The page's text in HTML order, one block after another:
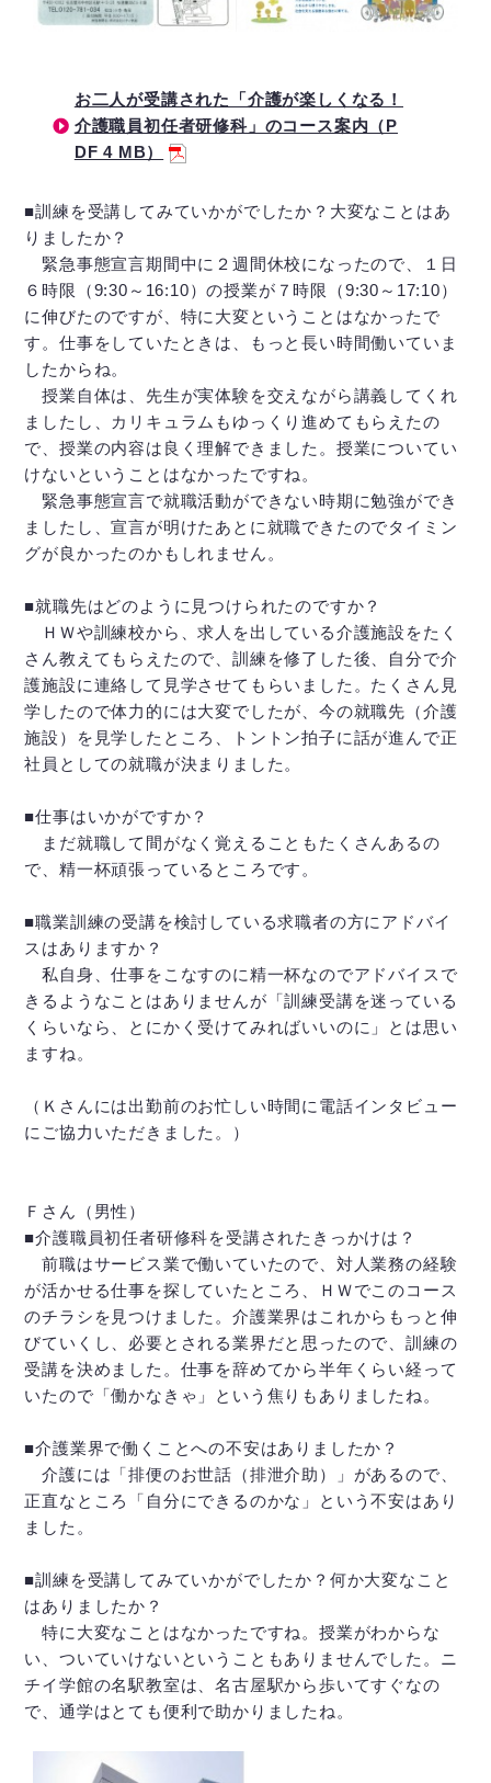
お二人が受講された「介護が楽しくなる！
介護職員初任者研修科」のコース案内（P
DF 4 MB）
■訓練を受講してみていかがでしたか？大変なことはあ
りましたか？
緊急事態宣言期間中に２週間休校になったので、１日
６時限（9:30～16:10）の授業が７時限（9:30～17:10）
に伸びたのですが、特に大変ということはなかったで
す。仕事をしていたときは、もっと長い時間働いていま
したからね。
授業自体は、先生が実体験を交えながら講義してくれ
ましたし、カリキュラムもゆっくり進めてもらえたの
で、授業の内容は良く理解できました。授業についてい
けないということはなかったですね。
緊急事態宣言で就職活動ができない時期に勉強ができ
ましたし、宣言が明けたあとに就職できたのでタイミン
グが良かったのかもしれません。
■就職先はどのように見つけられたのですか？
ＨＷや訓練校から、求人を出している介護施設をたく
さん教えてもらえたので、訓練を修了した後、自分で介
護施設に連絡して見学させてもらいました。たくさん見
学したので体力的には大変でしたが、今の就職先（介護
施設）を見学したところ、トントン拍子に話が進んで正
社員としての就職が決まりました。
■仕事はいかがですか？
まだ就職して間がなく覚えることもたくさんあるの
で、精一杯頑張っているところです。
■職業訓練の受講を検討している求職者の方にアドバイ
スはありますか？
私自身、仕事をこなすのに精一杯なのでアドバイスで
きるようなことはありませんが「訓練受講を迷っている
くらいなら、とにかく受けてみればいいのに」とは思い
ますね。
（Ｋさんには出勤前のお忙しい時間に電話インタビュー
にご協力いただきました。）
Ｆさん（男性）
■介護職員初任者研修科を受講されたきっかけは？
前職はサービス業で働いていたので、対人業務の経験
が活かせる仕事を探していたところ、ＨＷでこのコース
のチラシを見つけました。介護業界はこれからもっと伸
びていくし、必要とされる業界だと思ったので、訓練の
受講を決めました。仕事を辞めてから半年くらい経って
いたので「働かなきゃ」という焦りもありましたね。
■介護業界で働くことへの不安はありましたか？
介護には「排便のお世話（排泄介助）」があるので、
正直なところ「自分にできるのかな」という不安はあり
ました。
■訓練を受講してみていかがでしたか？何か大変なこと
はありましたか？
特に大変なことはなかったですね。授業がわからな
い、ついていけないということもありませんでした。ニ
チイ学館の名駅教室は、名古屋駅から歩いてすぐなの
で、通学はとても便利で助かりましたね。